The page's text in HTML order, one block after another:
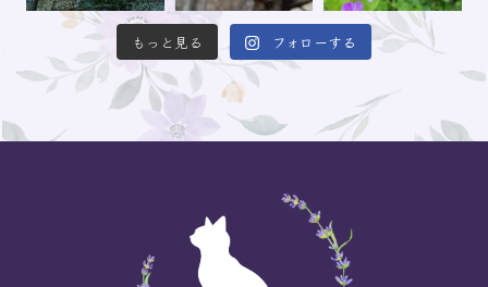
もっと見る フォローする